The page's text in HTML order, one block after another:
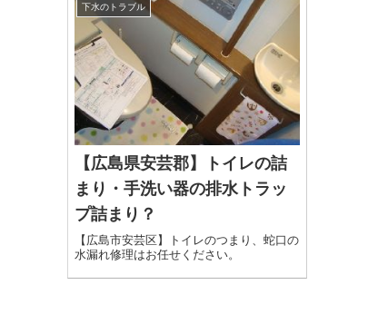
下水のトラブル
【広島県安芸郡】トイレの詰
まり・手洗い器の排水トラッ
プ詰まり？
【広島市安芸区】トイレのつまり、蛇口の
水漏れ修理はお任せください。